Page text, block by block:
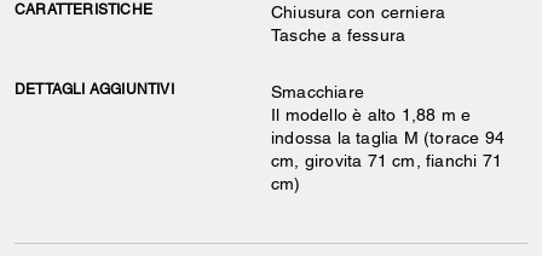
CARATTERISTICHE
Chiusura con cerniera
Tasche a fessura
DETTAGLI AGGIUNTIVI
Smacchiare
Il modello è alto 1,88 m e
indossa la taglia M (torace 94
cm, girovita 71 cm, fianchi 71
cm)